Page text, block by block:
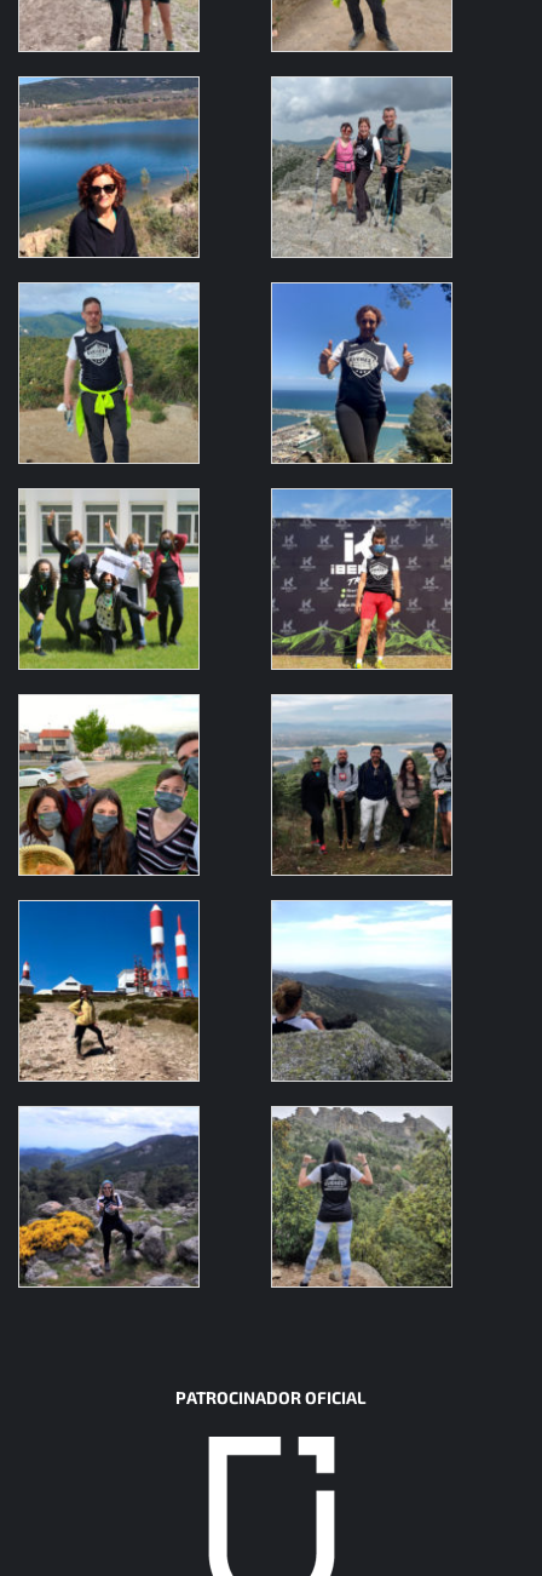
PATROCINADOR OFICIAL